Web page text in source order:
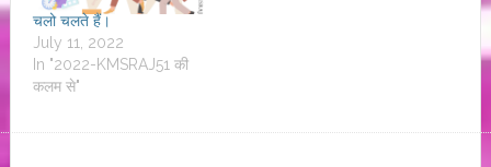
चलो चलते हैं।
July 11, 2022
In "2022-KMSRAJ51 की
कलम से"